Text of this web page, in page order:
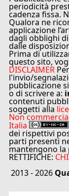
periodicità
cadenza fissa.
Qualora ne
applicazione
dagli obblighi
dalle
Prima di
questo sito,
DISCLAIMER
l'invio/
pubblicazione
o di scrivere a:
contenuti
soggetti alla
Non
Italia
dei rispettivi
parti presenti
mantengono la
RETTIFICHE:
2013 - 2026